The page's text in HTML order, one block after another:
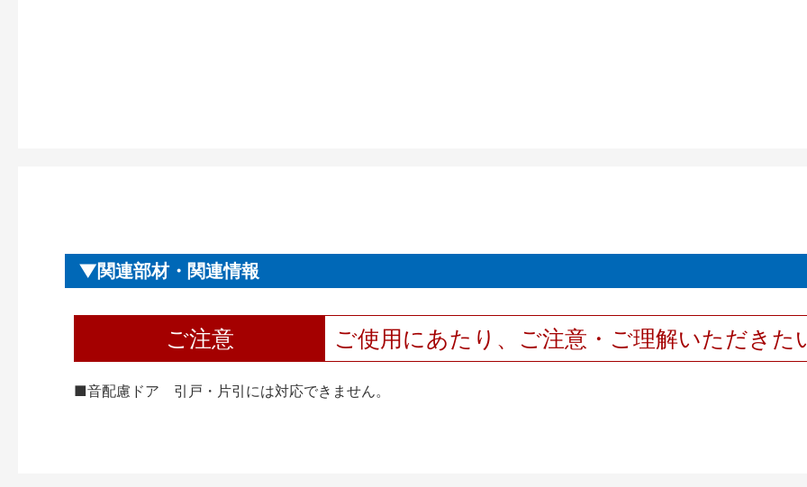
関連部材・関連情報
ご注意 ご使用にあたり、ご注意・ご理解いただきた
■音配慮ドア 引戸・片引には対応できません。